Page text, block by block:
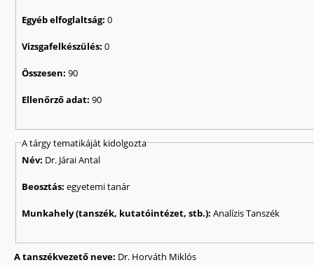
Egyéb elfoglaltság:0
Vizsgafelkészülés:0
Összesen:90
Ellenőrző adat:90
A tárgy tematikáját kidolgozta
Név: Dr. Járai Antal
Beosztás:egyetemi tanár
Munkahely (tanszék, kutatóintézet, stb.):Analízis Tanszék
A tanszékvezető neve: Dr. Horváth Miklós